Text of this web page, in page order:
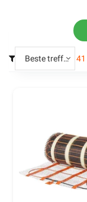
Beste treff 41